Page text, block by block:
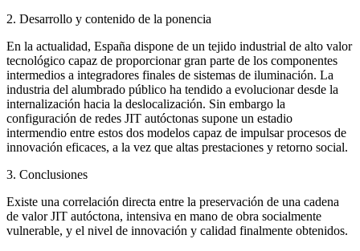
2. Desarrollo y contenido de la ponencia
En la actualidad, España dispone de un tejido industrial de alto valor
tecnológico capaz de proporcionar gran parte de los componentes
intermedios a integradores finales de sistemas de iluminación. La
industria del alumbrado público ha tendido a evolucionar desde la
internalización hacia la deslocalización. Sin embargo la
configuración de redes JIT autóctonas supone un estadio
intermendio entre estos dos modelos capaz de impulsar procesos de
innovación eficaces, a la vez que altas prestaciones y retorno social.
3. Conclusiones
Existe una correlación directa entre la preservación de una cadena
de valor JIT autóctona, intensiva en mano de obra socialmente
vulnerable, y el nivel de innovación y calidad finalmente obtenidos.